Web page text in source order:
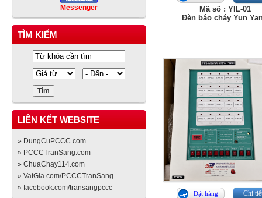
Messenger
TÌM KIẾM
LIÊN KẾT WEBSITE
» DungCuPCCC.com
» PCCCTranSang.com
» ChuaChay114.com
» VatGia.com/PCCCTranSang
» facebook.com/transangpccc
Mã số : YIL-01
Đèn báo cháy Yun
Đặt hàng Chi